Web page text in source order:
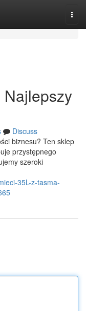
Discuss
biznesu? Ten sklep
przystępnego
szeroki
35L-z-tasma-